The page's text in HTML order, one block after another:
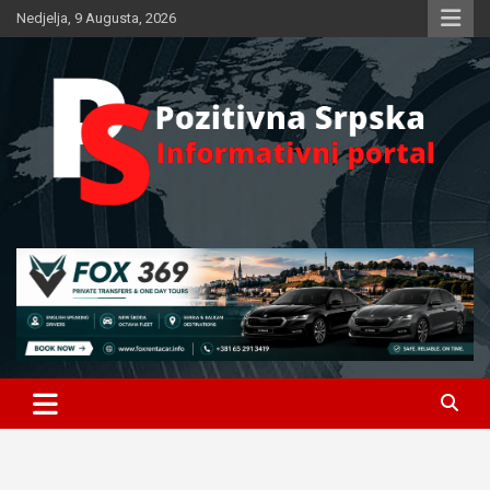
Skip
to
Nedjelja, 9 Augusta, 2026
Pozitivna Srpska